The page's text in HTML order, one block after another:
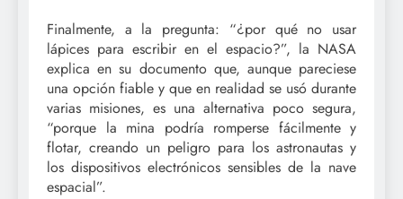
Finalmente, a la pregunta: “¿por qué no usar
lápices para escribir en el espacio?”, la NASA
explica en su documento que, aunque pareciese
una opción fiable y que en realidad se usó durante
varias misiones, es una alternativa poco segura,
“porque la mina podría romperse fácilmente y
flotar, creando un peligro para los astronautas y
los dispositivos electrónicos sensibles de la nave
espacial”.